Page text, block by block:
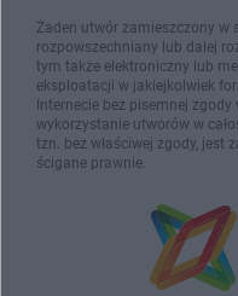
Żaden utwór zamieszczony w
rozpowszechniany lub dalej
tym także elektroniczny lub
eksploatacji w jakiejkolwiek
Internecie bez pisemnej
wykorzystanie utworów w
tzn. bez właściwej zgody, jest
ścigane prawnie.